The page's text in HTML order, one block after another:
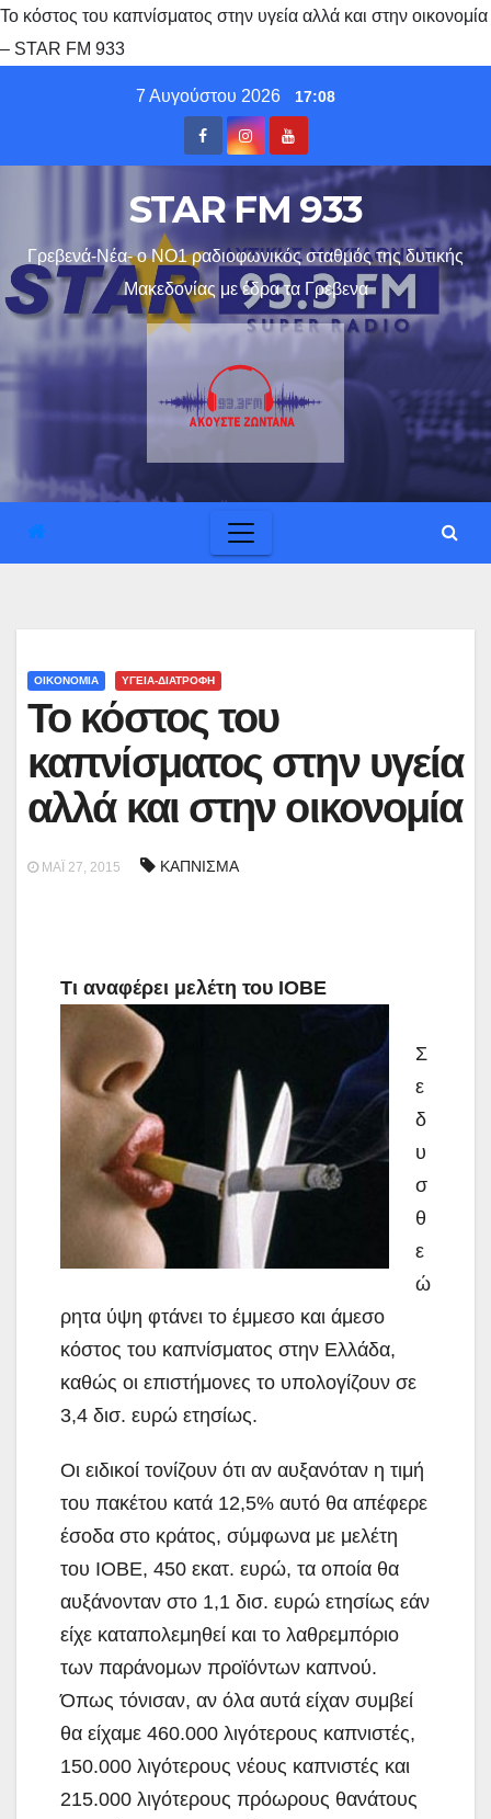
Το κόστος του καπνίσματος στην υγεία αλλά και στην οικονομία
– STAR FM 933
7 Αυγούστου 2026 17:08
STAR FM 933
Γρεβενά-Νέα- ο ΝΟ1 ραδιοφωνικός σταθμός της δυτικής
Μακεδονίας με έδρα τα Γρεβενα
ΟΙΚΟΝΟΜΙΑ ΥΓΕΙΑ-ΔΙΑΤΡΟΦΗ
Το κόστος του
καπνίσματος στην υγεία
αλλά και στην οικονομία
ΜΆΙ 27, 2015 ΚΑΠΝΙΣΜΑ
Τι αναφέρει μελέτη του ΙΟΒΕ
Σ
ε
δ
υ
σ
θ
ε
ώ
ρητα ύψη φτάνει το έμμεσο και άμεσο
κόστος του καπνίσματος στην Ελλάδα,
καθώς οι επιστήμονες το υπολογίζουν σε
3,4 δισ. ευρώ ετησίως.
Οι ειδικοί τονίζουν ότι αν αυξανόταν η τιμή
του πακέτου κατά 12,5% αυτό θα απέφερε
έσοδα στο κράτος, σύμφωνα με μελέτη
του ΙΟΒΕ, 450 εκατ. ευρώ, τα οποία θα
αυξάνονταν στο 1,1 δισ. ευρώ ετησίως εάν
είχε καταπολεμηθεί και το λαθρεμπόριο
των παράνομων προϊόντων καπνού.
Όπως τόνισαν, αν όλα αυτά είχαν συμβεί
θα είχαμε 460.000 λιγότερους καπνιστές,
150.000 λιγότερους νέους καπνιστές και
215.000 λιγότερους πρόωρους θανάτους